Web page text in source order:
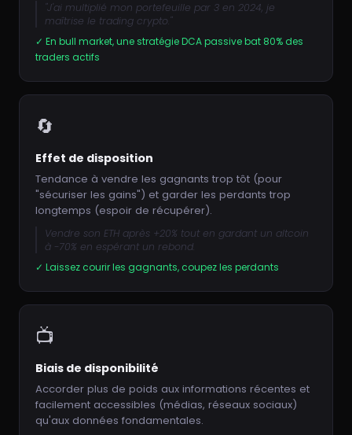
"J'ai multiplié mon portefeuille par 3 en 2024, je
maîtrise le trading crypto."
✓ En bull market, une stratégie DCA passive bat 80% des
traders actifs
🔄
Effet de disposition
Tendance à vendre les gagnants trop tôt (pour
"sécuriser les gains") et garder les perdants trop
longtemps (espoir de récupérer).
Vendre son ETH après +20% tout en gardant un altcoin
à -70% en espérant un rebond.
✓ Laissez courir les gagnants, coupez les perdants
📺
Biais de disponibilité
Accorder plus de poids aux informations récentes et
facilement accessibles (médias, réseaux sociaux)
qu'aux données fondamentales.